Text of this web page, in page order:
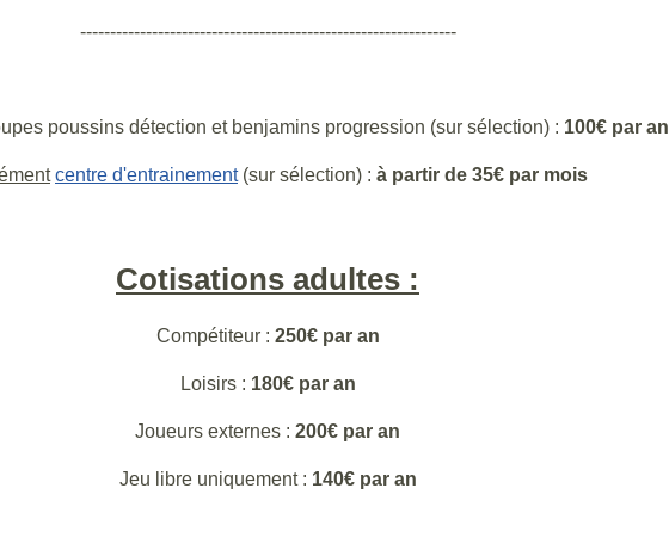
---------------------------------------------------------------
poussins détection et benjamins progression (sur sélection) : 100€ par an
centre d'entrainement(sur sélection) : à partir de 35€ par mois
Cotisations adultes :
Compétiteur : 250€ par an
Loisirs : 180€ par an
Joueurs externes : 200€ par an
Jeu libre uniquement : 140€ par an